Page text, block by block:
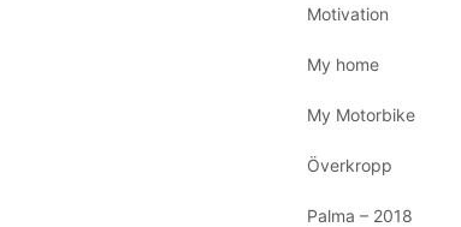
Motivation
My home
My Motorbike
Överkropp
Palma – 2018